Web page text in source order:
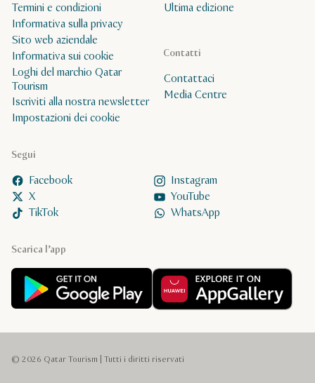
Scarica l’app
Ultima edizione
Segui
Facebook
Instagram
X
YouTube
TikTok
WhatsApp
Contatti
Contattaci
Media Centre
Termini e condizioni
Informativa sulla privacy
Sito web aziendale
Informativa sui cookie
Loghi del marchio Qatar
Tourism
Iscriviti alla nostra newsletter
Impostazioni dei cookie
© 2026 Qatar Tourism | Tutti i diritti riservati